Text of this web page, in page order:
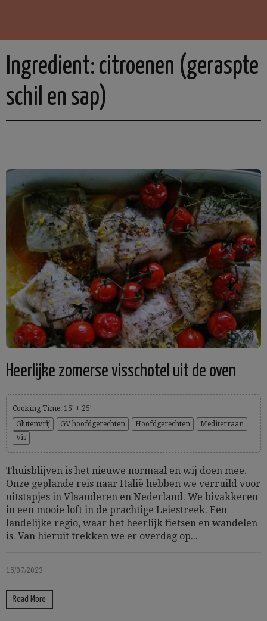
Ingredient: citroenen (geraspte
schil en sap)
Heerlijke zomerse visschotel uit de oven
Cooking Time: 15' + 25'
Glutenvrij
GV hoofdgerechten Hoofdgerechten
Mediterraan
Vis
Thuisblijven is het nieuwe normaal en wij doen mee.
Onze geplande reis naar Italië hebben we verruild voor
uitstapjes in Vlaanderen en Nederland. We bivakkeren
in een mooie loft in de prachtige Leiestreek. Een
landelijke regio, waar het heerlijk fietsen en wandelen
is. Van hieruit trekken we er overdag op...
15/07/2023
Read More